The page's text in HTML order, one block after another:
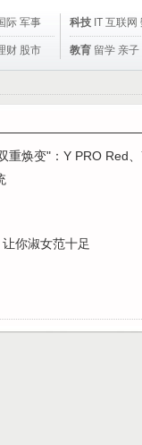
际 军事
财 股市
科技 IT 互联网
教育 留学 亲子
焕变"：Y PRO Red
你淑女范十足